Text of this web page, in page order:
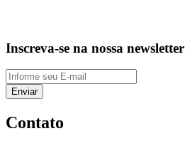
Inscreva-se na nossa newsletter
Enviar
Contato